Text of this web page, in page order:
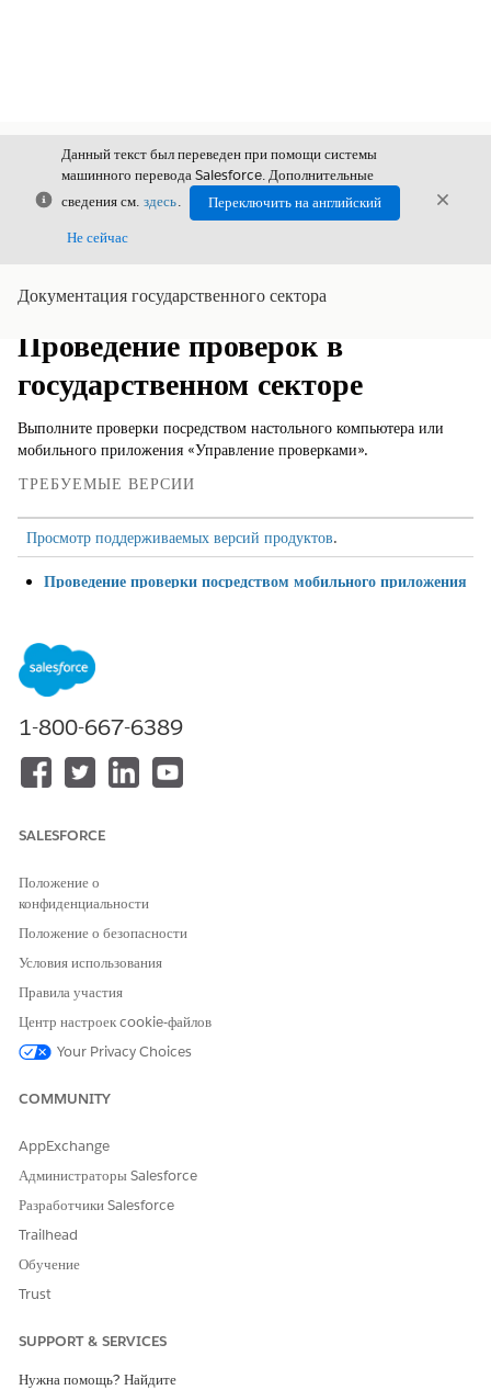
Закрыть
Данный текст был переведен при помощи системы
машинного перевода Salesforce. Дополнительные
сведения см. здесь.
Переключить на английский
Не сейчас
Документация государственного сектора
Показать содержание
Содержание
Проведение проверок в
государственном секторе
Выполните проверки посредством настольного компьютера или
мобильного приложения «Управление проверками».
ТРЕБУЕМЫЕ ВЕРСИИ
Просмотр поддерживаемых версий продуктов.
Проведение проверки посредством мобильного приложения
устройстве для проведения посещения инспекции.
Проведение проверки посредством приложения для ПК
Sector (ранее Public Sector Solutions)» в обозревателе для
настольного компьютера, чтобы провести инспекционное
посещение.
Создайте принудительные действия, например, ссылка на
ЭТА СТАТЬЯ РЕШИЛА ВАШУ ПРОБЛЕМУ?
Оставьте свой отзыв, чтобы мы могли стать лучше!
1-800-667-6389
SALESFORCE
Положение о
конфиденциальности
Положение о безопасности
Условия использования
Правила участия
Центр настроек cookie-файлов
Your Privacy Choices
COMMUNITY
AppExchange
Администраторы Salesforce
Разработчики Salesforce
Trailhead
Обучение
Trust
SUPPORT & SERVICES
Нужна помощь? Найдите